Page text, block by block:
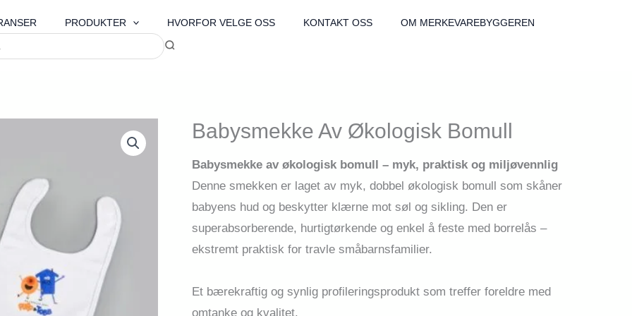
PRODUKTER HVORFOR VELGE OSS KONTAKT OSS OM MERKEVAREBYGGEREN
Babysmekke Av Økologisk Bomull
Babysmekke av økologisk bomull – myk, praktisk og miljøvennlig
Denne smekken er laget av myk, dobbel økologisk bomull som skåner
babyens hud og beskytter klærne mot søl og sikling. Den er
superabsorberende, hurtigtørkende og enkel å feste med borrelås –
ekstremt praktisk for travle småbarnsfamilier.
Et bærekraftig og synlig profileringsprodukt som treffer foreldre med
omtanke og kvalitet.